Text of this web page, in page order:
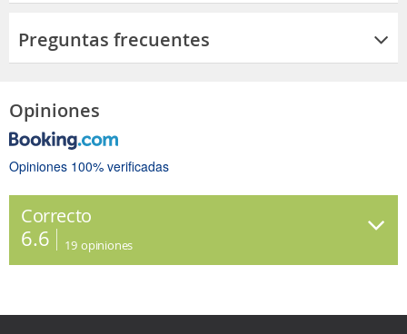
Preguntas frecuentes
Opiniones
Opiniones 100% verificadas
Correcto
6.6 19 opiniones